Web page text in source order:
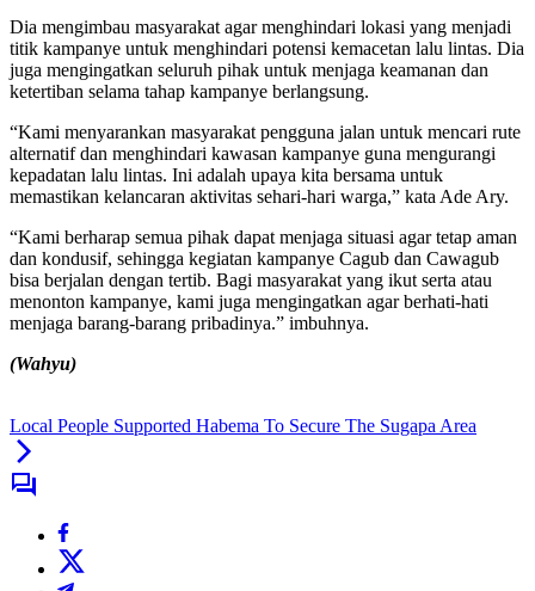
Dia mengimbau masyarakat agar menghindari lokasi yang menjadi
titik kampanye untuk menghindari potensi kemacetan lalu lintas. Dia
juga mengingatkan seluruh pihak untuk menjaga keamanan dan
ketertiban selama tahap kampanye berlangsung.
“Kami menyarankan masyarakat pengguna jalan untuk mencari rute
alternatif dan menghindari kawasan kampanye guna mengurangi
kepadatan lalu lintas. Ini adalah upaya kita bersama untuk
memastikan kelancaran aktivitas sehari-hari warga,” kata Ade Ary.
“Kami berharap semua pihak dapat menjaga situasi agar tetap aman
dan kondusif, sehingga kegiatan kampanye Cagub dan Cawagub
bisa berjalan dengan tertib. Bagi masyarakat yang ikut serta atau
menonton kampanye, kami juga mengingatkan agar berhati-hati
menjaga barang-barang pribadinya.” imbuhnya.
(Wahyu)
Local People Supported Habema To Secure The Sugapa Area